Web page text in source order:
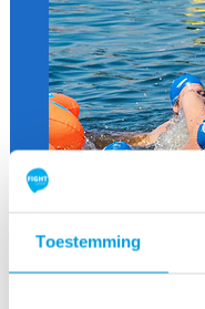
Toestemming